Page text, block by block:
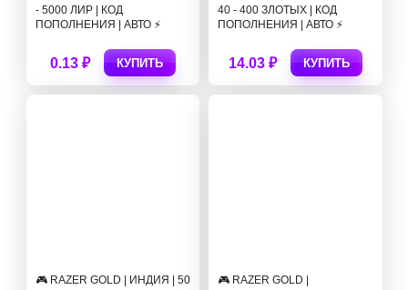
- 5000 ЛИР | КОД
ПОПОЛНЕНИЯ | АВТО ⚡
0.13 ₽ КУПИТЬ
40 - 400 ЗЛОТЫХ | КОД
ПОПОЛНЕНИЯ | АВТО ⚡
14.03 ₽ КУПИТЬ
🎮 RAZER GOLD | ИНДИЯ | 50
🎮 RAZER GOLD |